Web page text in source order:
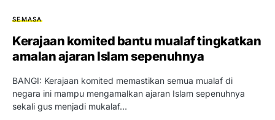
SEMASA
Kerajaan komited bantu mualaf tingkatkan
amalan ajaran Islam sepenuhnya
BANGI: Kerajaan komited memastikan semua mualaf di
negara ini mampu mengamalkan ajaran Islam sepenuhnya
sekali gus menjadi mukalaf…